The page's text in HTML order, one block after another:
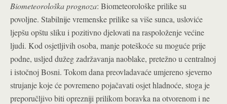
Biometeorološka prognoza: Biometeorološke prilike su
povoljne. Stabilnije vremenske prilike sa više sunca, usloviće
ljepšu opštu sliku i pozitivno djelovati na raspoloženje većine
ljudi. Kod osjetljivih osoba, manje poteškoće su moguće prije
podne, usljed dužeg zadržavanja naoblake, pretežno u centralnoj
i istočnoj Bosni. Tokom dana preovladavaće umjereno sjeverno
strujanje koje će povremeno pojačavati osjet hladnoće, stoga je
preporučljivo biti oprezniji prilikom boravka na otvorenom i ne